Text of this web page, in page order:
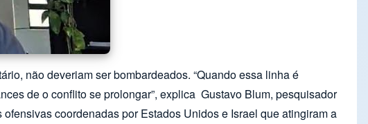
não deveriam ser bombardeados. “Quando essa linha é
de o conflito se prolongar”, explica Gustavo Blum, pesquisador
coordenadas por Estados Unidos e Israel que atingiram a